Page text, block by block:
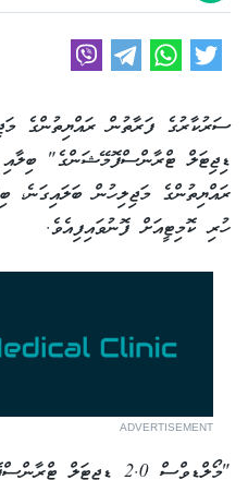
ޑިޖިޓަލް ޓްރާންސްފޮމޭޝަންގެ"
ރައްޔިތުންގެ މަޖިލިހުން
ހުރި ކޮމިޓީއަށް ފޮނުވައިފިއެވެ.
ADVERTISEMENT
"މޯލްޑިވްސް 2.0